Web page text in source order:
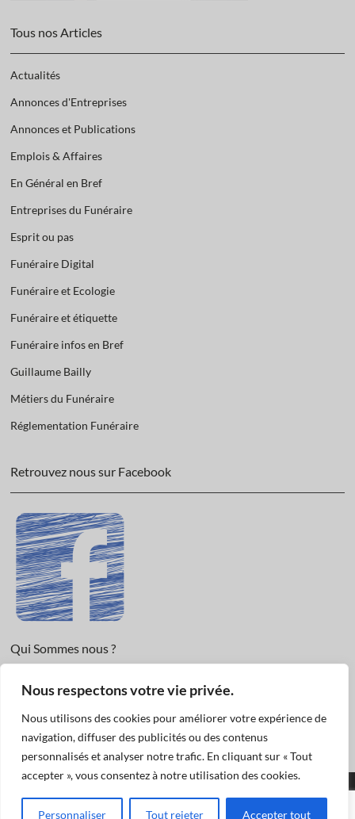
Nous respectons votre vie privée.
Nous utilisons des cookies pour améliorer votre expérience de
navigation, diffuser des publicités ou des contenus
personnalisés et analyser notre trafic. En cliquant sur « Tout
accepter », vous consentez à notre utilisation des cookies.
Personnaliser Tout rejeter Accepter tout
Tous nos Articles
Actualités
Annonces d'Entreprises
Annonces et Publications
Emplois & Affaires
En Général en Bref
Entreprises du Funéraire
Esprit ou pas
Funéraire Digital
Funéraire et Ecologie
Funéraire et étiquette
Funéraire infos en Bref
Guillaume Bailly
Métiers du Funéraire
Réglementation Funéraire
Retrouvez nous sur Facebook
Qui Sommes nous ?
Informations légales et Protection des données.
Nous Contacter